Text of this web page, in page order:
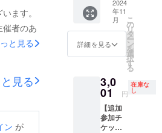
県外版
半分以下
、ご案内
トが売り
ょうど売
切れな
ます。
催者のあ
本プロ
ま、
in富山」
と見る
見る
ン が
さい。
・他の
人と持
差をつ
けたい
関係の
方、
ユーモ
アを大
切にさ
したゲ
ストに
よる指
導稽
古。 ・
人の竹
刀相談
集合写
真撮
影。 ・
い。特
別に残
してお
いた最
後の10
枚で
拭いが
次の稽
古会を
応援！
※消費
税、送
2024
年11
月
詳細を見る
こ
の
リ
タ
ー
ン
を
選
択
す
る
3,0
01 円
在庫な
し
【追加
参加チ
ケッ